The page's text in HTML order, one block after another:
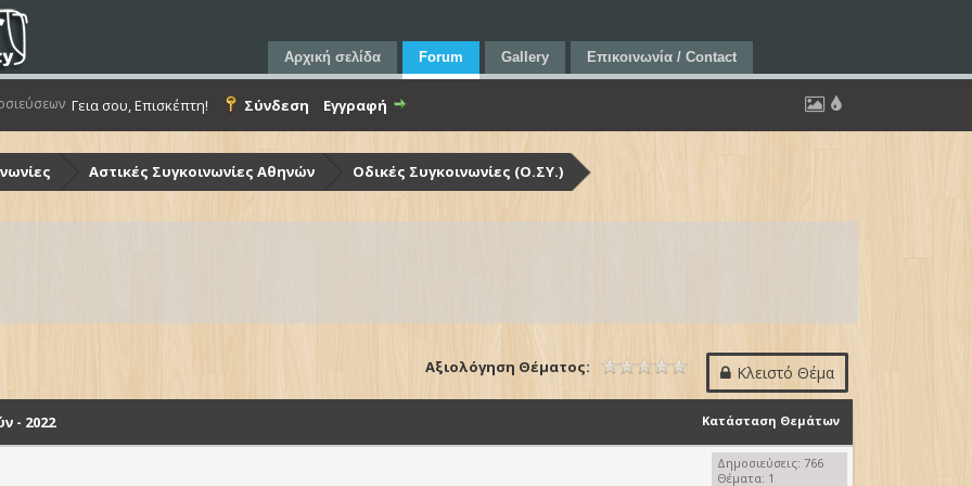
Αρχική σελίδα Forum Gallery Επικοινωνία / Contact
Γεια σου, Επισκέπτη! Σύνδεση Εγγραφή
Αστικές Συγκοινωνίες Αθηνών
Οδικές Συγκοινωνίες (Ο.ΣΥ.)
Κλειστό Θέμα
Αξιολόγηση Θέματος:
Κατάσταση Θεμάτων
- 2022
Δημοσιεύσεις: 766
Θέματα: 1